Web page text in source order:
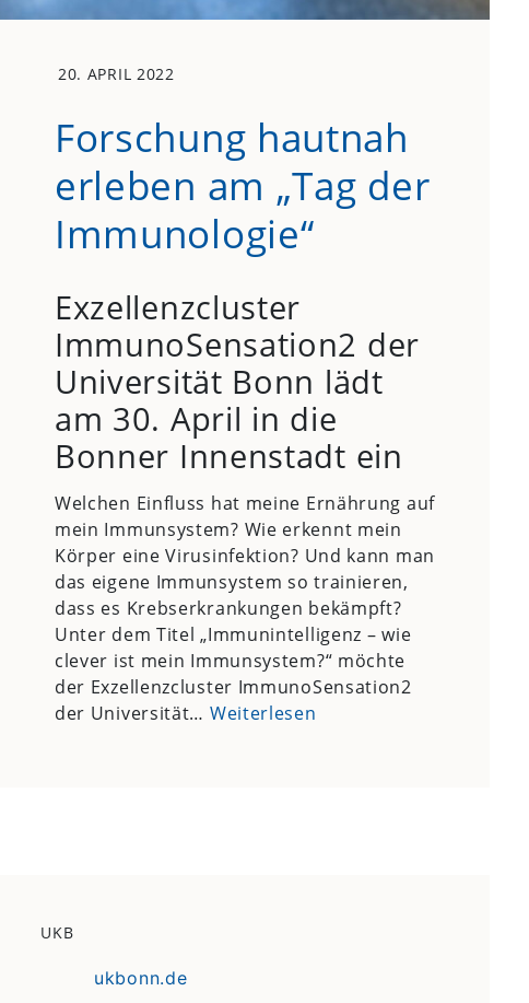
20. APRIL 2022
Forschung hautnah
erleben am „Tag der
Immunologie“
Exzellenzcluster
ImmunoSensation2 der
Universität Bonn lädt
am 30. April in die
Bonner Innenstadt ein
Welchen Einfluss hat meine Ernährung auf
mein Immunsystem? Wie erkennt mein
Körper eine Virusinfektion? Und kann man
das eigene Immunsystem so trainieren,
dass es Krebserkrankungen bekämpft?
Unter dem Titel „Immunintelligenz – wie
clever ist mein Immunsystem?“ möchte
der Exzellenzcluster ImmunoSensation2
der Universität… Weiterlesen
UKB
ukbonn.de